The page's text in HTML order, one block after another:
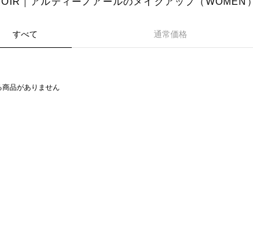
すべて 通常価格
品がありません